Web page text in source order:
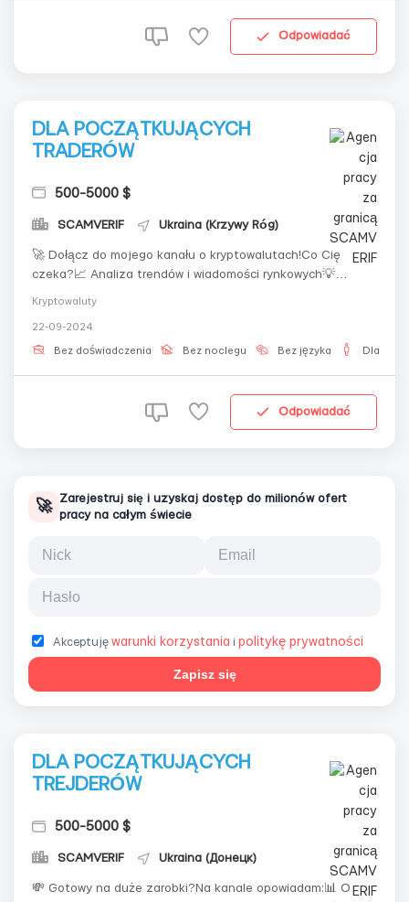
Odpowiadać
DLA POCZĄTKUJĄCYCH
TRADERÓW
500-5000 $
SCAMVERIF Ukraina (Krzywy Róg)
🚀 Dołącz do mojego kanału o kryptowalutach!Co Cię
czeka?📈 Analiza trendów i wiadomości rynkowych💡
zarabiać z minimalnym ryzykiem!
Kryptowaluty
22-09-2024
Bez doświadczenia Bez noclegu Bez języka Dla
Odpowiadać
🚀
Zarejestruj się i uzyskaj dostęp do milionów ofert
pracy na całym świecie
Akceptuję warunki korzystania i politykę prywatności
Zapisz się
DLA POCZĄTKUJĄCYCH
TREJDERÓW
500-5000 $
SCAMVERIF Ukraina (Донецк)
💸 Gotowy na duże zarobki?Na kanale opowiadam:📊 O